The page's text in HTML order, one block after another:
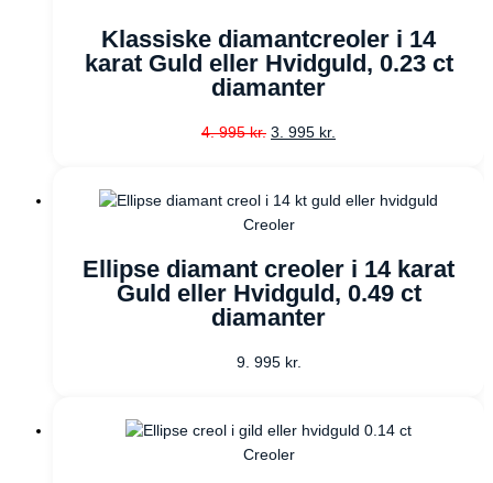
Klassiske diamantcreoler i 14
karat Guld eller Hvidguld, 0.23 ct
diamanter
4. 995kr. 3. 995 kr.
Creoler
Ellipse diamant creoler i 14 karat
Guld eller Hvidguld, 0.49 ct
diamanter
9. 995 kr.
Creoler